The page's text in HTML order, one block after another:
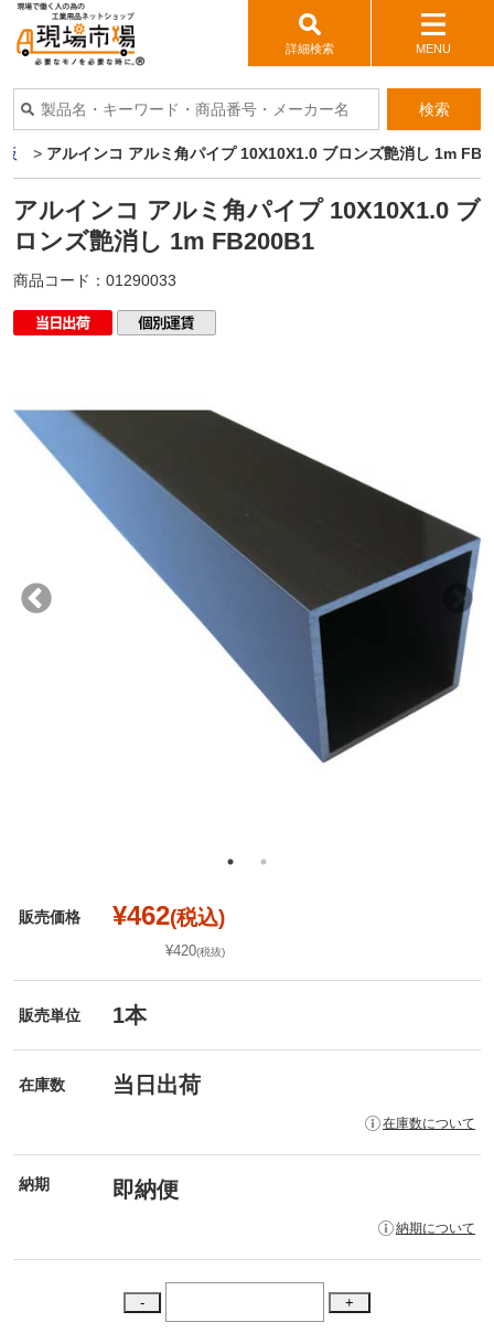
詳細検索 MENU
検索
> アルインコ アルミ角パイプ 10X10X1.0 ブロンズ艶消し 1m
アルインコ アルミ角パイプ 10X10X1.0 ブ
ロンズ艶消し 1m FB200B1
商品コード： 01290033
販売価格 ¥462(税込)
¥420(税抜)
販売単位 1本
在庫数 当日出荷
在庫数について
納期 即納便
納期について